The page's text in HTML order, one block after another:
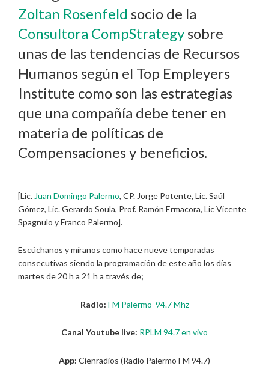
Zoltan Rosenfeld socio de la
Consultora CompStrategysobre
unas de las tendencias de Recursos
Humanos según el Top Empleyers
Institute como son las estrategias
que una compañía debe tener en
materia de políticas de
Compensaciones y beneficios.
[Lic. Juan Domingo Palermo, CP. Jorge Potente, Lic. Saúl
Gómez, Lic. Gerardo Soula, Prof. Ramón Ermacora, Lic Vicente
Spagnulo y Franco Palermo].
Escúchanos y míranos como hace nueve temporadas
consecutivas siendo la programación de este año los días
martes de 20 h a 21 h a través de;
Radio: FM Palermo 94.7 Mhz
Canal Youtube live: RPLM 94.7 en vivo
App: Cienradios (Radio Palermo FM 94.7)